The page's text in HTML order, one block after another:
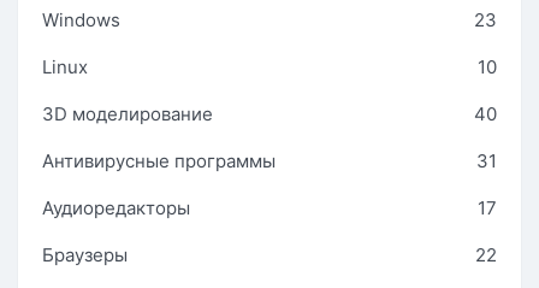
Windows 23
Linux 10
3D моделирование 40
Антивирусные программы 31
Аудиоредакторы 17
Браузеры 22